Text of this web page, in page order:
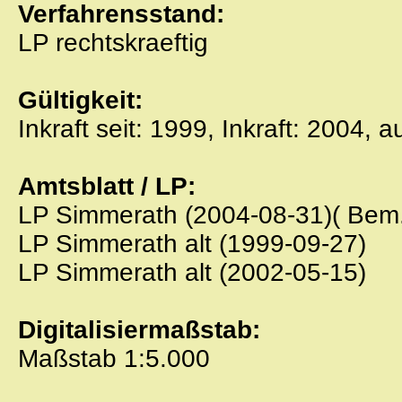
Verfahrensstand:
LP rechtskraeftig
Gültigkeit:
Inkraft seit: 1999, Inkraft: 2004,
Amtsblatt / LP:
LP Simmerath (2004-08-31)(
LP Simmerath alt (1999-09-27)
LP Simmerath alt (2002-05-15)
Digitalisiermaßstab:
Maßstab 1:5.000